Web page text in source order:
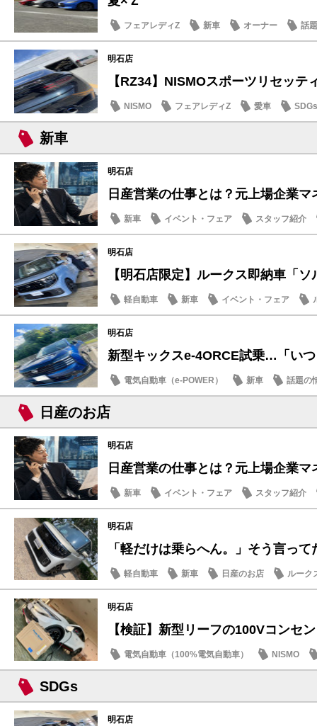
フェアレディZ 新車 オーナー 話
明石店
【RZ34】NISMOスポーツリセッテ
NISMO フェアレディZ 愛車 SDGs
新車
明石店
日産営業の仕事とは？元上場企業マ
新車 イベント・フェア スタッフ紹介
明石店
【明石店限定】ルークス即納車「
軽自動車 新車 イベント・フェア
明石店
新型キックスe-4ORCE試乗…「い
電気自動車（e-POWER） 新車 話題の
日産のお店
明石店
日産営業の仕事とは？元上場企業マ
新車 イベント・フェア スタッフ紹介
明石店
「軽だけは乗らへん。」そう言っ
軽自動車 新車 日産のお店 ルーク
明石店
【検証】新型リーフの100Vコンセ
電気自動車（100%電気自動車）
NISMO
SDGs
SDGs
明石店